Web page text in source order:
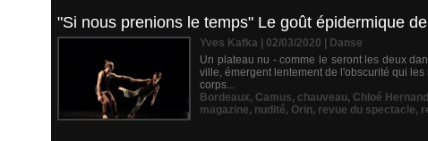
"Si nous prenions le temps" Le goût épidermique
Yves Kafka | 02/03/2020
Danse
Un plateau nu - comme le seront les deux
ville, émergent lentement de l'obscurité qui
corps...
Bordeaux, Camus, chauveau, Chloé
magazine, nudité, Orin, revue du spectacle,